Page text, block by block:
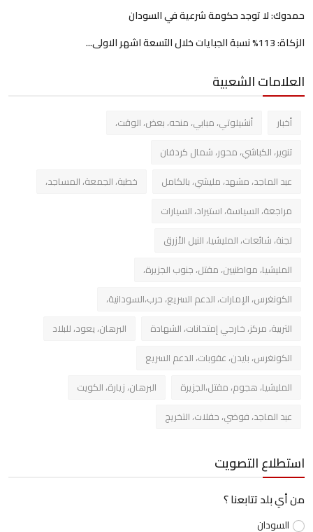
حمدوك: لا توجد حكومة شرعية في السودان
الزكاة: 113% نسبة الجبايات خلال التسعة اشهر الاولى...
العلامات الشعبية
أخبار
أنشيلوتي، مبابي، منحه، بعض، الوقت،
تنوير، الكباشي، محور، شمال كردفان
عبد الماجد، مشهد، مليشي، بالكامل
خطبة، الجمعة، المساجد،
مراجعة، السياسة، استيراد، السيارات
لجنة، شائعات، المليشيا، النيل الأزرق
المليشيا، مواطنيين، مقتل، جنوب الجزيرة،
الكونغرس، الإمارات، الدعم السريع، حرب،السودانية،
التربية، مركز، خارجي إمتحانات، الشهادة
البرهان، يعود، للبلاد
الكونغرس، بايدن، عقوبات، الدعم السريع
المليشيا، هجوم، مقتل،الجزيرة
البرهان، زيارة، الكويت
عبد الماجد، فوضي، حفلات، التخريج
استطلاع التصويت
من أي بلد تتابعنا ؟
السودان